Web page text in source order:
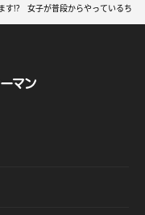
す!? 女子が普段からやっているちょ